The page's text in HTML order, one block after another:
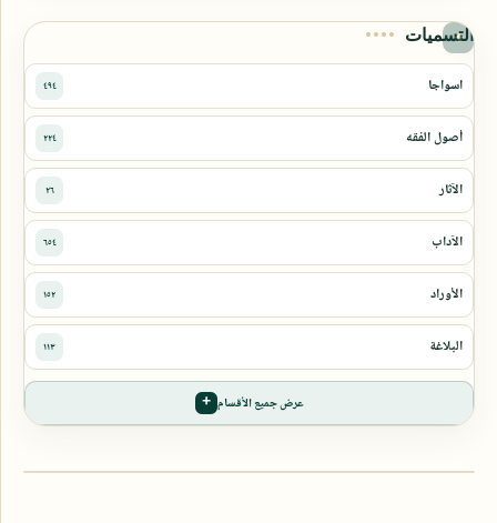
التسميات
عرض جميع الأقسام